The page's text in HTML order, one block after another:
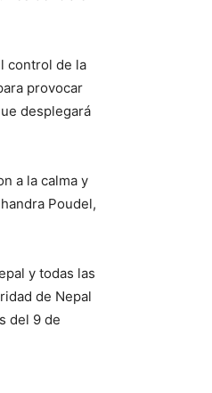
control de la
provocar
desplegará
a la calma y
Poudel,
y todas las
de Nepal
del 9 de